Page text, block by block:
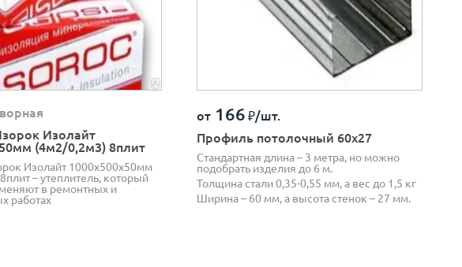
Изолайт
(4м2/0,2м3) 8плит
Изолайт 1000х500х50мм
– утеплитель, который
в ремонтных и
работах
от 166 ₽/шт.
Профиль потолочный 60х27
Стандартная длина – 3 метра, но можно
подобрать изделия до 6 м.
Толщина стали 0,35-0,55 мм, а вес до 1,5 кг
Ширина – 60 мм, а высота стенок – 27 мм.